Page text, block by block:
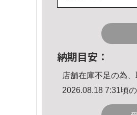
納期目安：
店舗在庫不足の為
2026.08.18 7:31頃